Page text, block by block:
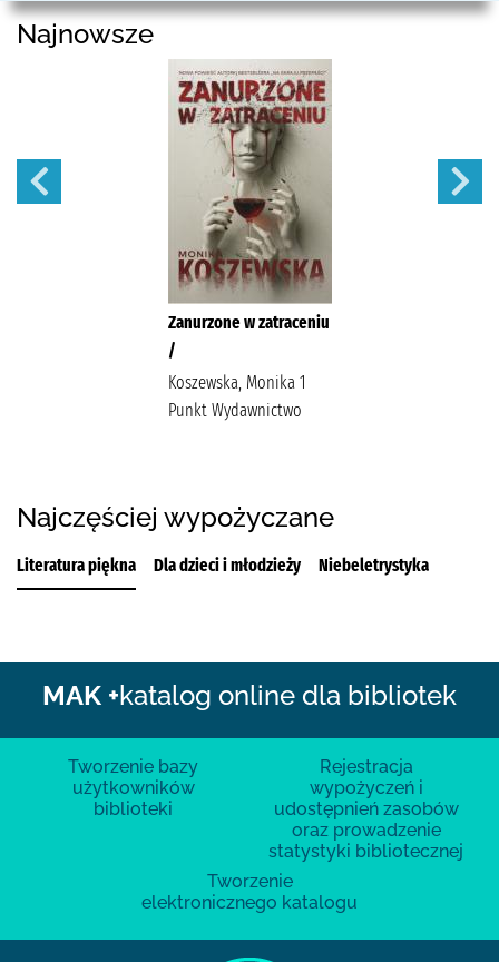
Najnowsze
Zanurzone w zatraceniu
/
Koszewska, Monika 1
Punkt Wydawnictwo
Najczęściej wypożyczane
Literatura piękna Dla dzieci i młodzieży Niebeletrystyka
MAK +katalog online dla bibliotek
Tworzenie bazy
użytkowników
biblioteki
Rejestracja
wypożyczeń i
udostępnień zasobów
oraz prowadzenie
statystyki bibliotecznej
Tworzenie
elektronicznego katalogu